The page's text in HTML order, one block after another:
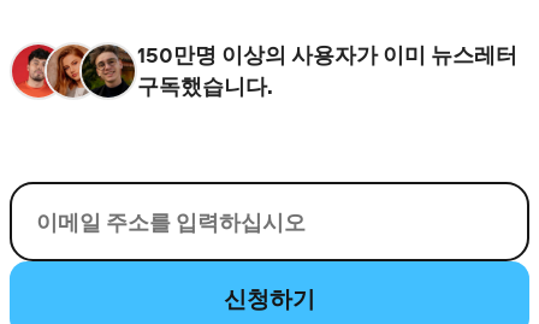
150만명 이상의 사용자가 이미 뉴스레터
구독했습니다.
이메일
신청하기